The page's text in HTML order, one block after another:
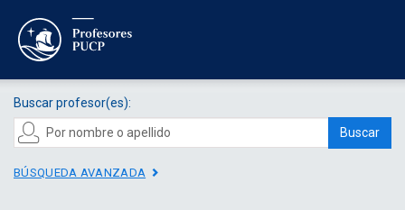
Buscar profesor(es):
Buscar
BÚSQUEDA AVANZADA